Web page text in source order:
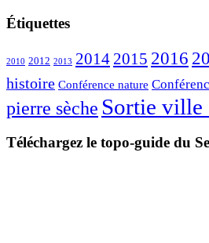
Étiquettes
2010 2012 2013 2014 2015 2016
histoire Conférence nature
pierre sèche Sortie ville
Téléchargez le topo-guide du